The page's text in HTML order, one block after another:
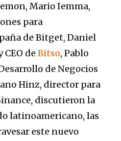
Mario Iemma,
para
de Bitget, Daniel
de Bitso, Pablo
de Negocios
Hinz, director para
discutieron la
latinoamericano, las
este nuevo